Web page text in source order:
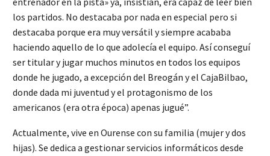
los partidos. No destacaba por nada en especial pero si
destacaba porque era muy versátil y siempre acababa
haciendo aquello de lo que adolecía el equipo. Así conseguí
ser titular y jugar muchos minutos en todos los equipos
donde he jugado, a excepción del Breogán y el CajaBilbao,
donde dada mi juventud y el protagonismo de los
americanos (era otra época) apenas jugué”.
Actualmente, vive en Ourense con su familia (mujer y dos
hijas). Se dedica a gestionar servicios informáticos desde